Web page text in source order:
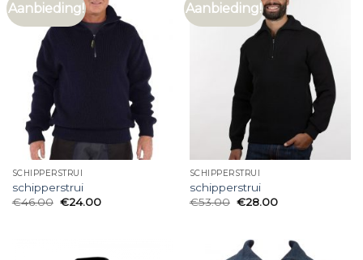
Aanbieding!
SCHIPPERSTRUI
schipperstrui
€46.00 €24.00
Aanbieding!
SCHIPPERSTRUI
schipperstrui
€53.00 €28.00